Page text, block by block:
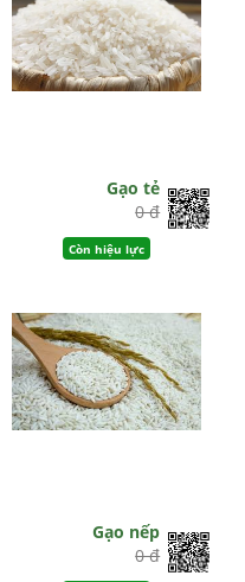
Gạo tẻ
0 đ
Còn hiệu lực
Gạo nếp
0 đ